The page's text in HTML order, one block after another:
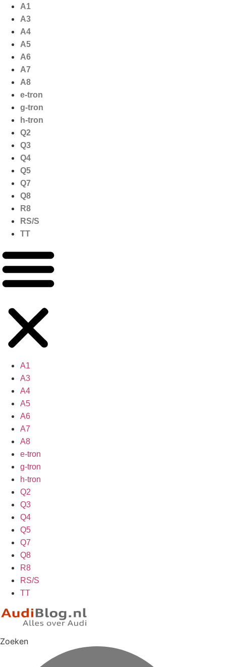
naar
inhoud
A1
A3
A4
A5
A6
A7
A8
e-tron
g-tron
h-tron
Q2
Q3
Q4
Q5
Q7
Q8
R8
RS/S
TT
A1
A3
A4
A5
A6
A7
A8
e-tron
g-tron
h-tron
Q2
Q3
Q4
Q5
Q7
Q8
R8
RS/S
TT
Zoeken